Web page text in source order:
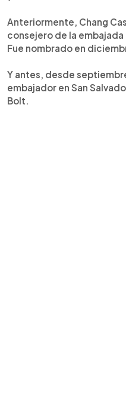
Anteriormente, Chang
consejero de la embajada
Fue nombrado en
Y antes, desde
embajador en San
Bolt.